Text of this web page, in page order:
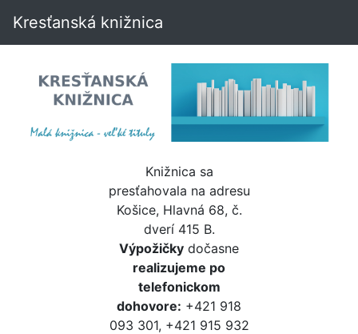
Kresťanská knižnica
Knižnica sa
presťahovala na adresu
Košice, Hlavná 68, č.
dverí 415 B.
Výpožičky dočasne
realizujeme po
telefonickom
dohovore: +421 918
093 301, +421 915 932